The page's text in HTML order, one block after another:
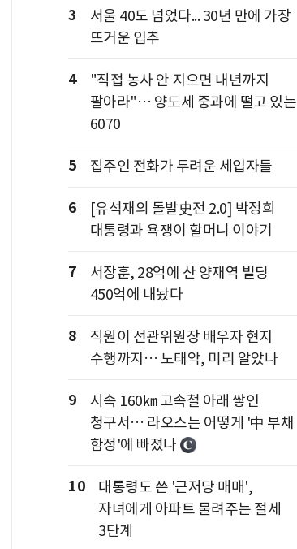
3
서울 40도 넘었다... 30년 만에 가장
뜨거운 입추
4
"직접 농사 안 지으면 내년까지
팔아라"… 양도세 중과에 떨고 있는
6070
5 집주인 전화가 두려운 세입자들
6
[유석재의 돌발史전 2.0] 박정희
대통령과 욕쟁이 할머니 이야기
7
서장훈, 28억에 산 양재역 빌딩
450억에 내놨다
8
직원이 선관위원장 배우자 현지
수행까지… 노태악, 미리 알았나
9
시속 160㎞ 고속철 아래 쌓인
청구서… 라오스는 어떻게 '中 부채
함정'에 빠졌나
10
대통령도 쓴 '근저당 매매',
자녀에게 아파트 물려주는 절세
3단계